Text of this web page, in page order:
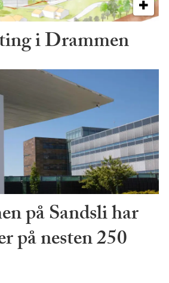
i Drammen
på Sandsli har
på nesten 250